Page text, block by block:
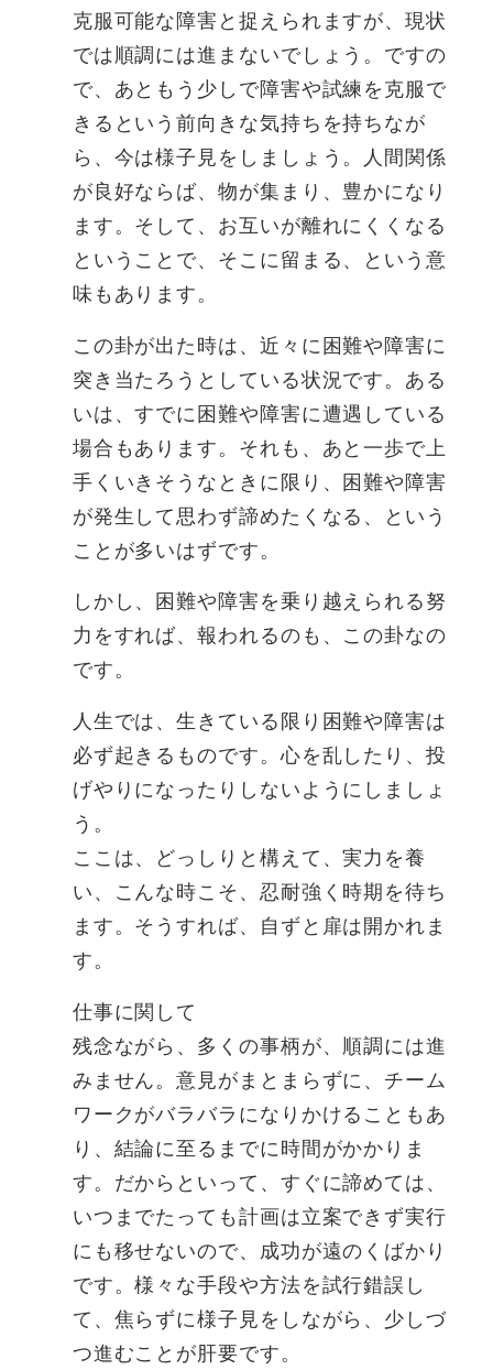
克服可能な障害と捉えられますが、現状
では順調には進まないでしょう。ですの
で、あともう少しで障害や試練を克服で
きるという前向きな気持ちを持ちなが
ら、今は様子見をしましょう。人間関係
が良好ならば、物が集まり、豊かになり
ます。そして、お互いが離れにくくなる
ということで、そこに留まる、という意
味もあります。
この卦が出た時は、近々に困難や障害に
突き当たろうとしている状況です。ある
いは、すでに困難や障害に遭遇している
場合もあります。それも、あと一歩で上
手くいきそうなときに限り、困難や障害
が発生して思わず諦めたくなる、という
ことが多いはずです。
しかし、困難や障害を乗り越えられる努
力をすれば、報われるのも、この卦なの
です。
人生では、生きている限り困難や障害は
必ず起きるものです。心を乱したり、投
げやりになったりしないようにしましょ
う。
ここは、どっしりと構えて、実力を養
い、こんな時こそ、忍耐強く時期を待ち
ます。そうすれば、自ずと扉は開かれま
す。
仕事に関して
残念ながら、多くの事柄が、順調には進
みません。意見がまとまらずに、チーム
ワークがバラバラになりかけることもあ
り、結論に至るまでに時間がかかりま
す。だからといって、すぐに諦めては、
いつまでたっても計画は立案できず実行
にも移せないので、成功が遠のくばかり
です。様々な手段や方法を試行錯誤し
て、焦らずに様子見をしながら、少しづ
つ進むことが肝要です。